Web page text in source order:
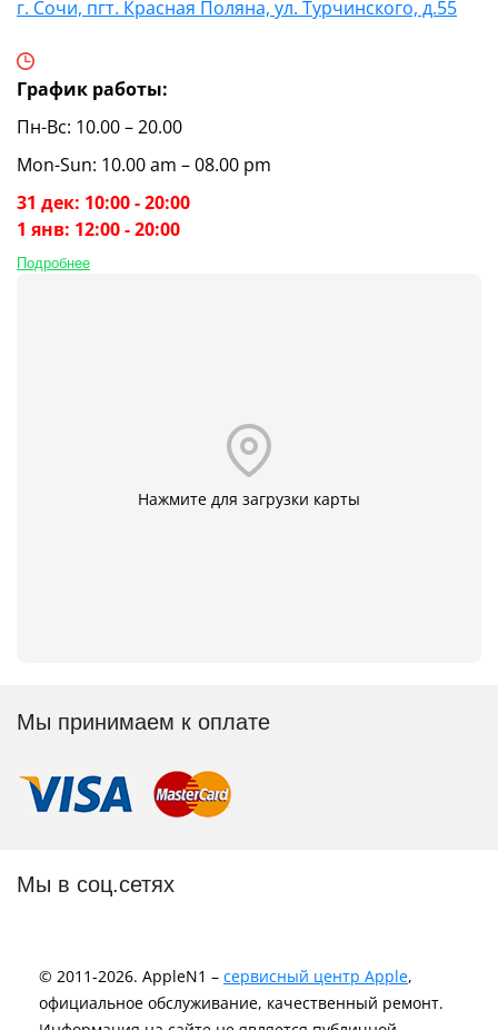
г. Сочи, пгт. Красная Поляна, ул. Турчинского, д.55
График работы:
Пн-Вс: 10.00 – 20.00
Mon-Sun: 10.00 am – 08.00 pm
31 дек: 10:00 - 20:00
1 янв: 12:00 - 20:00
Подробнее
Нажмите для загрузки карты
Мы принимаем к оплате
Мы в соц.сетях
© 2011-2026. AppleN1 – сервисный центр Apple,
официальное обслуживание, качественный ремонт.